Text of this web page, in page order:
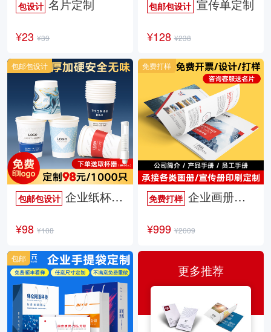
包设计 名片定制
¥23 ¥39
包邮包设计宣传单定制
¥128 ¥238
包邮包设计 企业纸杯定制
¥98 ¥108
包邮包设计
免费打样企业画册定制
¥999 ¥2009
免费打样
包邮
更多推荐